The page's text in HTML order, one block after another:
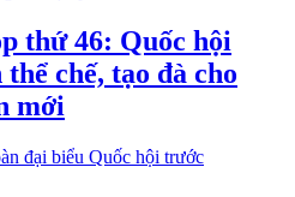
thứ 46: Quốc hội
chế, tạo đà cho
mới